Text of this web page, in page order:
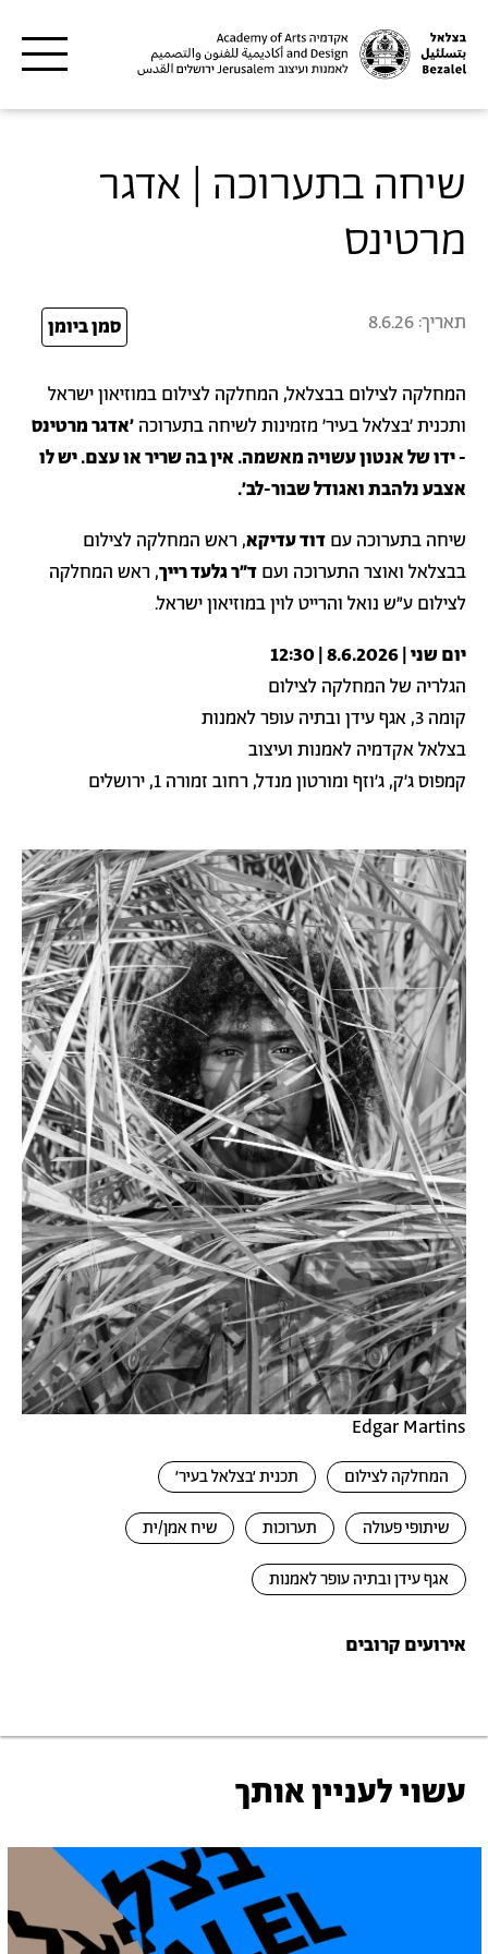
שיחה בתערוכה | אדגר
מרטינס
תאריך: 8.6.26 סמן ביומן
המחלקה לצילום בבצלאל, המחלקה לצילום במוזיאון ישראל
ותכנית ׳בצלאל בעיר׳ מזמינות לשיחה בתערוכה ׳אדגר מרטינס
- ידו של אנטון עשויה מאשמה. אין בה שריר או עצם. יש לו
אצבע נלהבת ואגודל שבור-לב׳.
שיחה בתערוכה עם דוד עדיקא, ראש המחלקה לצילום
בבצלאל ואוצר התערוכה ועם ד״ר גלעד רייך, ראש המחלקה
לצילום ע"ש נואל והרייט לוין במוזיאון ישראל.
יום שני | 8.6.2026 | 12:30
הגלריה של המחלקה לצילום
קומה 3, אגף עידן ובתיה עופר לאמנות
בצלאל אקדמיה לאמנות ועיצוב
קמפוס ג׳ק, ג׳וזף ומורטון מנדל, רחוב זמורה 1, ירושלים
Edgar Martins
המחלקה לצילום תכנית ׳בצלאל בעיר׳
שיתופי פעולה תערוכות שיח אמן/ית
אגף עידן ובתיה עופר לאמנות
אירועים קרובים
עשוי לעניין אותך